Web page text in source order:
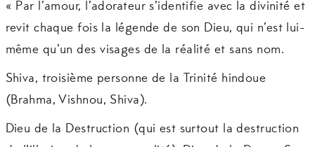
« Par l’amour, l’adorateur s’identifie avec la divinité et
revit chaque fois la légende de son Dieu, qui n’est lui-
même qu’un des visages de la réalité et sans nom.
Shiva, troisième personne de la Trinité hindoue
(Brahma, Vishnou, Shiva).
Dieu de la Destruction (qui est surtout la destruction